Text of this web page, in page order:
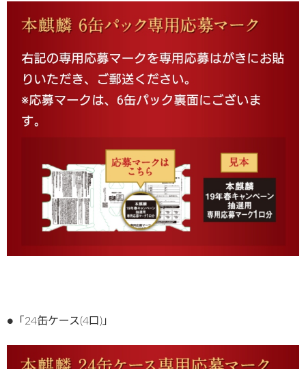
●「24缶ケース(4口)」